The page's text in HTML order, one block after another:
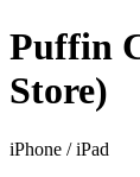
Puffin
Store)
iPhone / iPad